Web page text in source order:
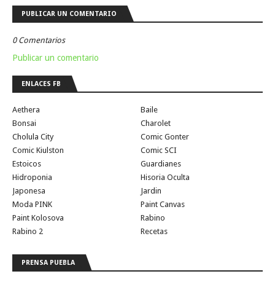
PUBLICAR UN COMENTARIO
0 Comentarios
Publicar un comentario
ENLACES FB
Aethera
Baile
Bonsai
Charolet
Cholula City
Comic Gonter
Comic Kiulston
Comic SCI
Estoicos
Guardianes
Hidroponia
Hisoria Oculta
Japonesa
Jardin
Moda PINK
Paint Canvas
Paint Kolosova
Rabino
Rabino 2
Recetas
PRENSA PUEBLA